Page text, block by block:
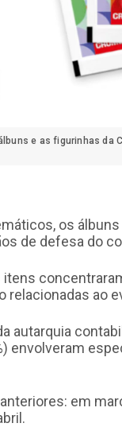
e as figurinhas da
os
de defesa do
relacionadas ao
autarquia
envolveram
em